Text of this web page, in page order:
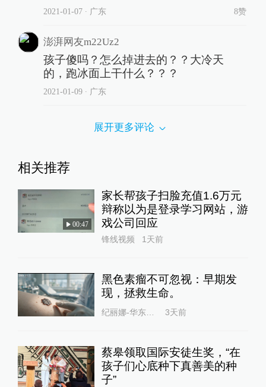
2021-01-07∙ 广东 8赞
澎湃网友m22Uz2
孩子傻吗？怎么掉进去的？？大冷天
的，跑冰面上干什么？？？
2021-01-09∙ 广东
展开更多评论
相关推荐
00:47
家长帮孩子扫脸充值1.6万元
辩称以为是登录学习网站，游
戏公司回应
锋线视频 1天前
黑色素瘤不可忽视：早期发
现，拯救生命。
纪丽娜-华东医院 3天前
蔡皋领取国际安徒生奖，“在
孩子们心底种下真善美的种
子”